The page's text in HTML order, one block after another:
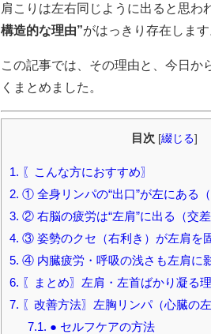
肩こりは左右同じように出ると思わ
構造的な理由”がはっきり存在します
この記事では、その理由と、今日か
くまとめました。
目次 [綴じる]
1. 〖こんな方におすすめ〗
2. ① 全身リンパの“出口”が左にある
3. ② 右脳の疲労は“左肩”に出る（交差
4. ③ 姿勢のクセ（右利き）が左肩を
5. ④ 内臓疲労・呼吸の浅さも左肩に
6. 〖まとめ〗左肩・左首ばかり凝る
7. 〖改善方法〗左胸リンパ（心臓の
7.1. ● セルフケアの方法